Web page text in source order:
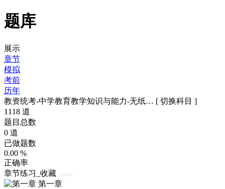
题库
展示
章节
模拟
考前
历年
教资统考-中学教育教学知识与能力-无纸… [ 切换科目 ]
1118 道
题目总数
0 道
已做题数
0.00 %
正确率
章节练习_收藏
[ 切换类型 ]
第一章